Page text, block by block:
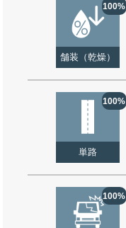
100%
舗装（乾燥）
100%
単路
100%